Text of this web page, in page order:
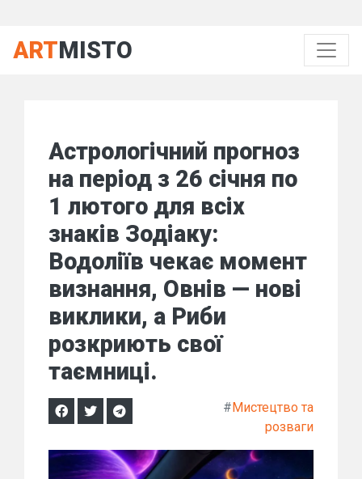
ARTMISTO
Астрологічний прогноз
на період з 26 січня по
1 лютого для всіх
знаків Зодіаку:
Водоліїв чекає момент
визнання, Овнів — нові
виклики, а Риби
розкриють свої
таємниці.
#Мистецтво та
розваги